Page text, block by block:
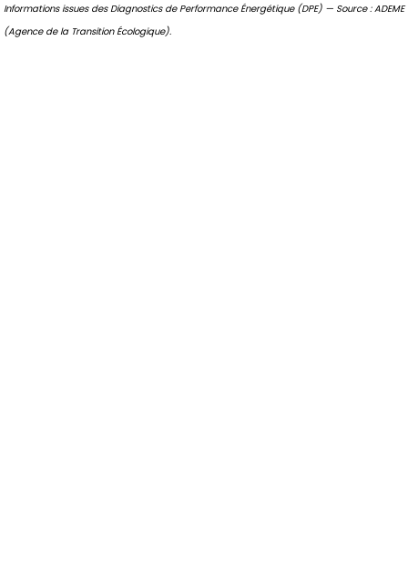
Informations issues des Diagnostics de Performance Énergétique (DPE) — Source : ADEME
(Agence de la Transition Écologique).